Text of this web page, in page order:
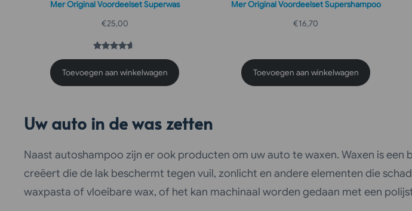
Mer Original Voordeelset Superwas
€25,00
Toevoegen aan winkelwagen
Mer Original Voordeelset Supershampoo
€16,70
Toevoegen aan winkelwagen
Uw auto in de was zetten
Naast autoshampoo zijn er ook producten om uw auto te waxen. Waxen is
creëert die de lak beschermt tegen vuil, zonlicht en andere elementen die
waxpasta of vloeibare wax, of het kan machinaal worden gedaan met een